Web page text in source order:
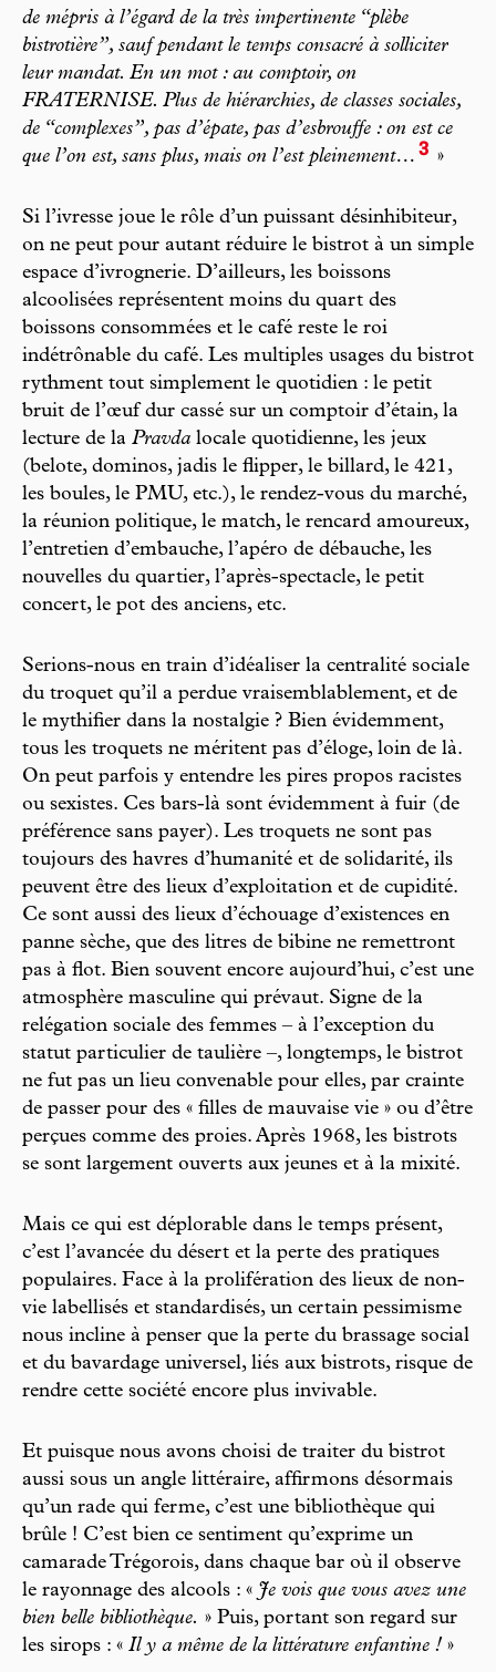
de mépris à l’égard de la très impertinente “plèbe
bistrotière”, sauf pendant le temps consacré à solliciter
leur mandat. En un mot : au comptoir, on
FRATERNISE. Plus de hiérarchies, de classes sociales,
de “complexes”, pas d’épate, pas d’esbrouffe : on est ce
que l’on est, sans plus, mais on l’est pleinement… 3 »
Si l’ivresse joue le rôle d’un puissant désinhibiteur,
on ne peut pour autant réduire le bistrot à un simple
espace d’ivrognerie. D’ailleurs, les boissons
alcoolisées représentent moins du quart des
boissons consommées et le café reste le roi
indétrônable du café. Les multiples usages du bistrot
rythment tout simplement le quotidien : le petit
bruit de l’œuf dur cassé sur un comptoir d’étain, la
lecture de la Pravda locale quotidienne, les jeux
(belote, dominos, jadis le flipper, le billard, le 421,
les boules, le PMU, etc.), le rendez-vous du marché,
la réunion politique, le match, le rencard amoureux,
l’entretien d’embauche, l’apéro de débauche, les
nouvelles du quartier, l’après-spectacle, le petit
concert, le pot des anciens, etc.
Serions-nous en train d’idéaliser la centralité sociale
du troquet qu’il a perdue vraisemblablement, et de
le mythifier dans la nostalgie ? Bien évidemment,
tous les troquets ne méritent pas d’éloge, loin de là.
On peut parfois y entendre les pires propos racistes
ou sexistes. Ces bars-là sont évidemment à fuir (de
préférence sans payer). Les troquets ne sont pas
toujours des havres d’humanité et de solidarité, ils
peuvent être des lieux d’exploitation et de cupidité.
Ce sont aussi des lieux d’échouage d’existences en
panne sèche, que des litres de bibine ne remettront
pas à flot. Bien souvent encore aujourd’hui, c’est une
atmosphère masculine qui prévaut. Signe de la
relégation sociale des femmes – à l’exception du
statut particulier de taulière –, longtemps, le bistrot
ne fut pas un lieu convenable pour elles, par crainte
de passer pour des « filles de mauvaise vie » ou d’être
perçues comme des proies. Après 1968, les bistrots
se sont largement ouverts aux jeunes et à la mixité.
Mais ce qui est déplorable dans le temps présent,
c’est l’avancée du désert et la perte des pratiques
populaires. Face à la prolifération des lieux de non-
vie labellisés et standardisés, un certain pessimisme
nous incline à penser que la perte du brassage social
et du bavardage universel, liés aux bistrots, risque de
rendre cette société encore plus invivable.
Et puisque nous avons choisi de traiter du bistrot
aussi sous un angle littéraire, affirmons désormais
qu’un rade qui ferme, c’est une bibliothèque qui
brûle ! C’est bien ce sentiment qu’exprime un
camarade Trégorois, dans chaque bar où il observe
le rayonnage des alcools : « Je vois que vous avez une
bien belle bibliothèque. » Puis, portant son regard sur
les sirops : « Il y a même de la littérature enfantine ! »